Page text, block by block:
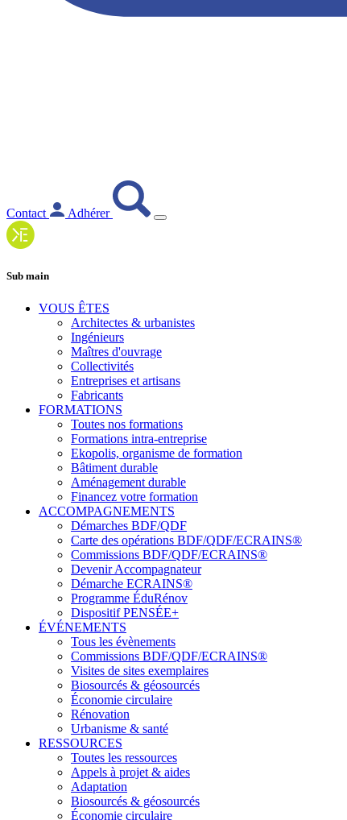
Contact Adhérer
Sub main
VOUS ÊTES
Architectes & urbanistes
Ingénieurs
Maîtres d'ouvrage
Collectivités
Entreprises et artisans
Fabricants
FORMATIONS
Toutes nos formations
Formations intra-entreprise
Ekopolis, organisme de formation
Bâtiment durable
Aménagement durable
Financez votre formation
ACCOMPAGNEMENTS
Démarches BDF/QDF
Carte des opérations BDF/QDF/ECRAINS®
Commissions BDF/QDF/ECRAINS®
Devenir Accompagnateur
Démarche ECRAINS®
Programme ÉduRénov
Dispositif PENSÉE+
ÉVÉNEMENTS
Tous les évènements
Commissions BDF/QDF/ECRAINS®
Visites de sites exemplaires
Biosourcés & géosourcés
Économie circulaire
Rénovation
Urbanisme & santé
RESSOURCES
Toutes les ressources
Appels à projet & aides
Adaptation
Biosourcés & géosourcés
Économie circulaire